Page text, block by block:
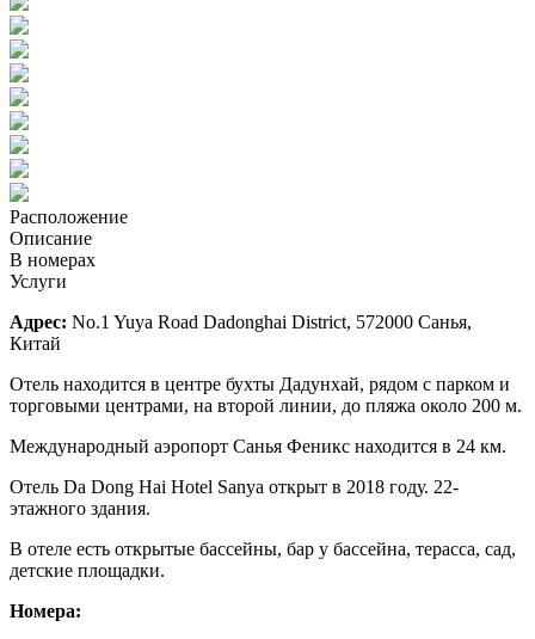
Расположение
Описание
В номерах
Услуги
Адрес: No.1 Yuya Road Dadonghai District, 572000 Санья,
Китай
Отель находится в центре бухты Дадунхай, рядом с парком и
торговыми центрами, на второй линии, до пляжа около 200 м.
Международный аэропорт Санья Феникс находится в 24 км.
Отель Da Dong Hai Hotel Sanya открыт в 2018 году. 22-
этажного здания.
В отеле есть открытые бассейны, бар у бассейна, терасса, сад,
детские площадки.
Номера: